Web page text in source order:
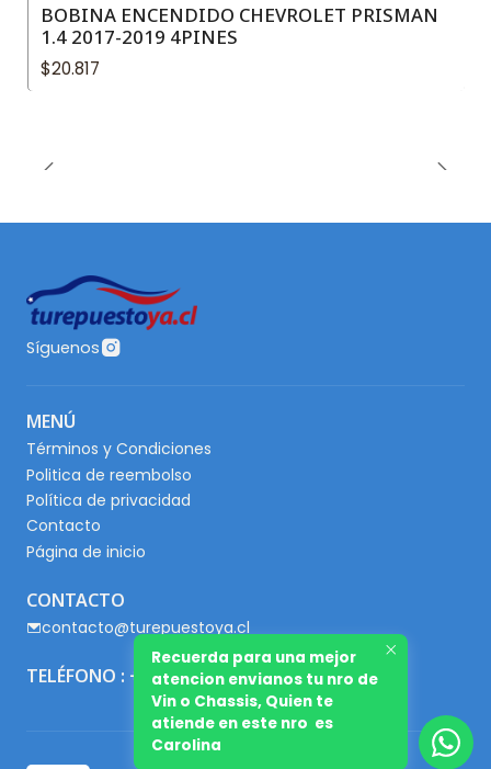
BOBINA ENCENDIDO CHEVROLET PRISMAN
1.4 2017-2019 4PINES
$20.817
Síguenos
MENÚ
Términos y Condiciones
Politica de reembolso
Política de privacidad
Contacto
Página de inicio
CONTACTO
contacto@turepuestoya.cl
TELÉFONO : +56 9 65667345
Recuerda para una mejor
atencion envianos tu nro de
Vin o Chassis, Quien te
atiende en este nro es
Carolina